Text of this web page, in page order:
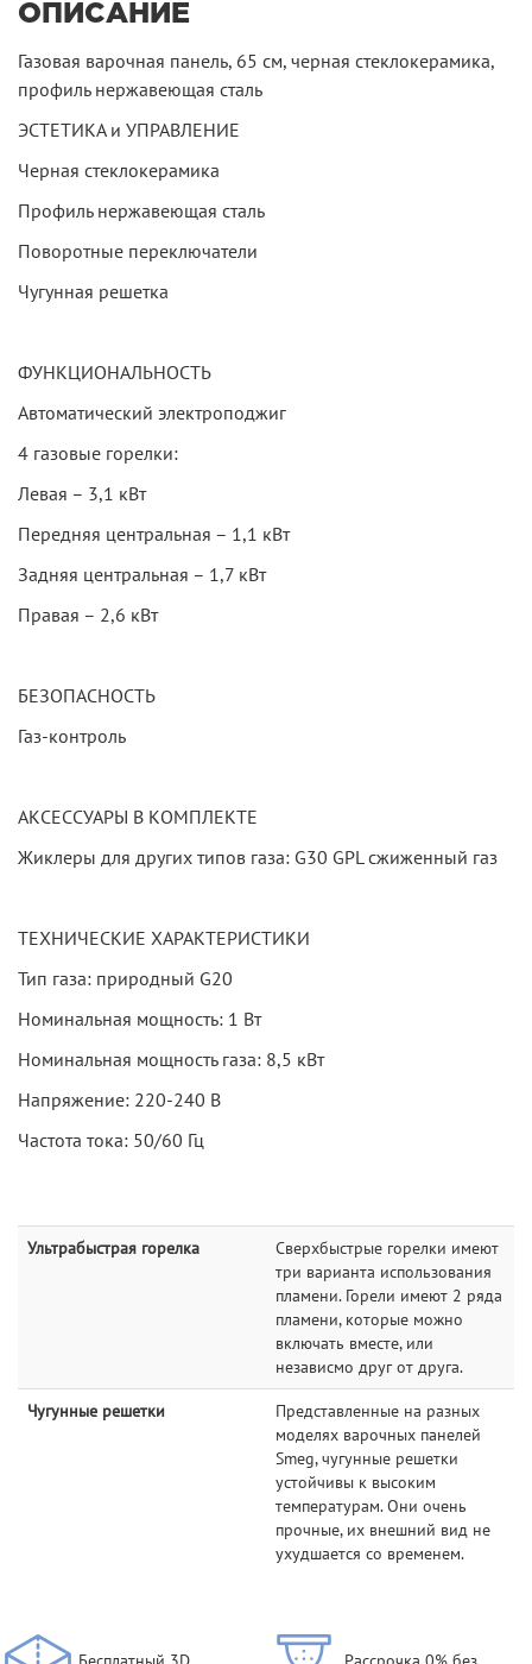
ОПИСАНИЕ
Газовая варочная панель, 65 cм, черная стеклокерамика,
профиль нержавеющая сталь
ЭСТЕТИКА и УПРАВЛЕНИЕ
Черная стеклокерамика
Профиль нержавеющая сталь
Поворотные переключатели
Чугунная решетка
ФУНКЦИОНАЛЬНОСТЬ
Автоматический электроподжиг
4 газовые горелки:
Левая – 3,1 кВт
Передняя центральная – 1,1 кВт
Задняя центральная – 1,7 кВт
Правая – 2,6 кВт
БЕЗОПАСНОСТЬ
Газ-контроль
АКСЕССУАРЫ В КОМПЛЕКТЕ
Жиклеры для других типов газа: G30 GPL сжиженный газ
ТЕХНИЧЕСКИЕ ХАРАКТЕРИСТИКИ
Тип газа: природный G20
Номинальная мощность: 1 Вт
Номинальная мощность газа: 8,5 кВт
Напряжение: 220-240 В
Частота тока: 50/60 Гц
Ультрабыстрая горелка
Сверхбыстрые горелки имеют
три варианта использования
пламени. Горели имеют 2 ряда
пламени, которые можно
включать вместе, или
независмо друг от друга.
Чугунные решетки
Представленные на разных
моделях варочных панелей
Smeg, чугунные решетки
устойчивы к высоким
температурам. Они очень
прочные, их внешний вид не
ухудшается со временем.